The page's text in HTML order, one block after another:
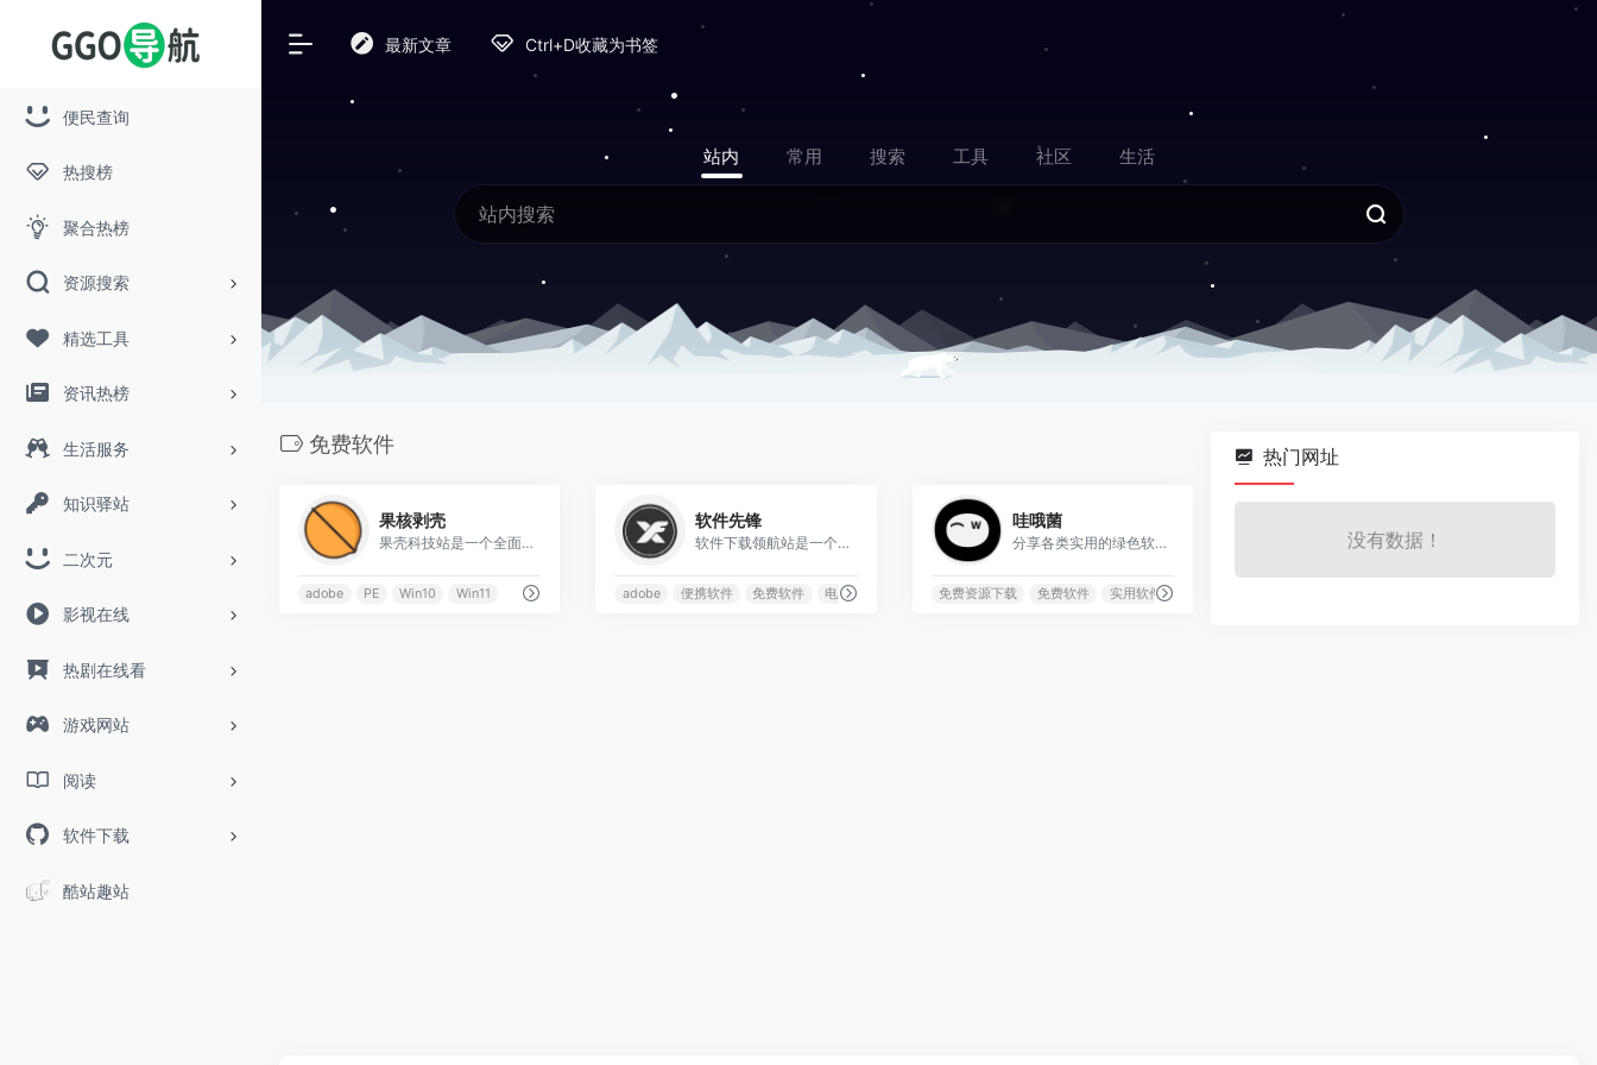
便民查询
热搜榜
聚合热榜
资源搜索
精选工具
资讯热榜
生活服务
知识驿站
二次元
影视在线
热剧在线看
游戏网站
阅读
软件下载
酷站趣站
最新文章 Ctrl+D收藏为书签
站内 常用 搜索 工具 社区 生活
免费软件
果核剥壳
果壳科技站是一个全面的科技信息平台，专注于提供最新资讯与实用资源。
adobe PE Win10 Win11
软件先锋
软件下载领航站是一个全面的电脑软件获取平台，覆盖行业专用软件、设计创意工具、3D建模软件以及多种浏览器下载。
adobe 便携软件 免费软件 电脑软件
哇哦菌
分享各类实用的绿色软件资源，免费提供破解补丁
免费资源下载 免费软件 实用软件下载
热门网址
没有数据！